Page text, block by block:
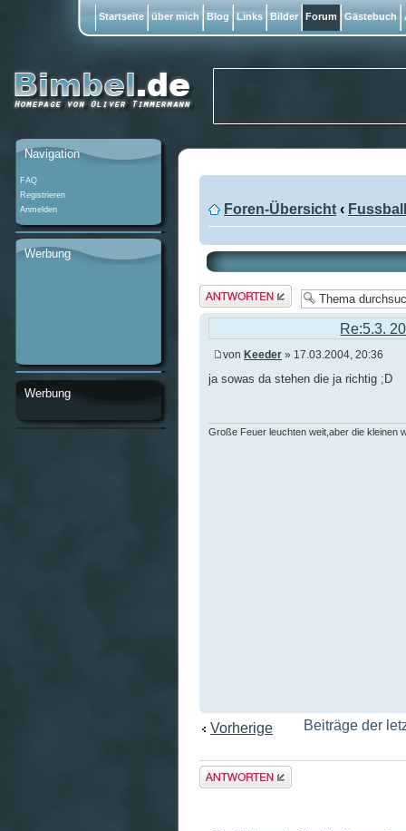
Foren-Übersicht ‹ Fussball
Antwort
erstellen
Re:5.3.
von Keeder » 17.03.2004, 20:36
ja sowas da stehen die ja richtig ;D
Große Feuer leuchten weit,aber die kleinen
Vorherige Beiträge der
Antwort
erstellen
Navigation
FAQ
Registrieren
Anmelden
Werbung
Werbung
Startseite über mich Blog Links Bilder Forum Gästebuch